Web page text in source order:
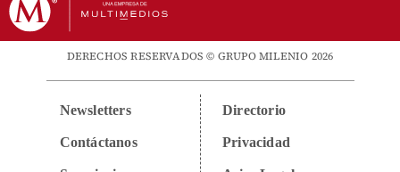
DERECHOS RESERVADOS © GRUPO MILENIO 2026
Newsletters
Contáctanos
Directorio
Privacidad